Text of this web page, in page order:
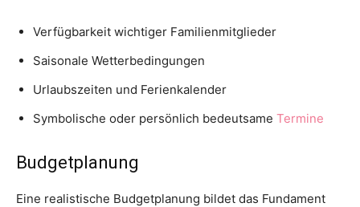
Verfügbarkeit wichtiger Familienmitglieder
Saisonale Wetterbedingungen
Urlaubszeiten und Ferienkalender
Symbolische oder persönlich bedeutsame Termine
Budgetplanung
Eine realistische Budgetplanung bildet das Fundament